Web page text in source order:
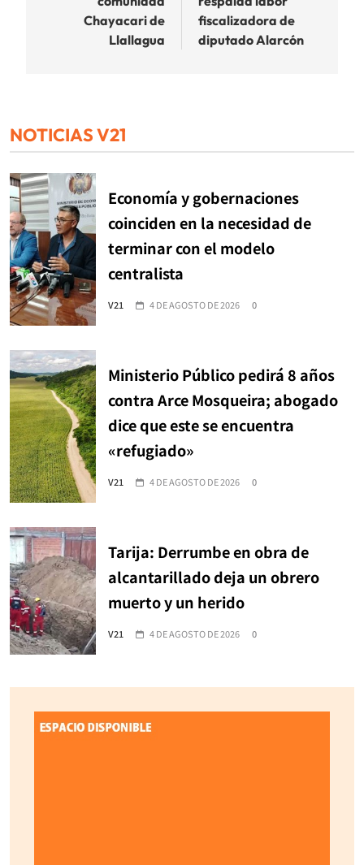
Chayacari de
Llallagua
fiscalizadora de
diputado Alarcón
NOTICIAS V21
Economía y gobernaciones
coinciden en la necesidad de
terminar con el modelo
centralista
V21 4 DE AGOSTO DE 2026 0
Ministerio Público pedirá 8 años
contra Arce Mosqueira; abogado
dice que este se encuentra
«refugiado»
V21 4 DE AGOSTO DE 2026 0
Tarija: Derrumbe en obra de
alcantarillado deja un obrero
muerto y un herido
V21 4 DE AGOSTO DE 2026 0